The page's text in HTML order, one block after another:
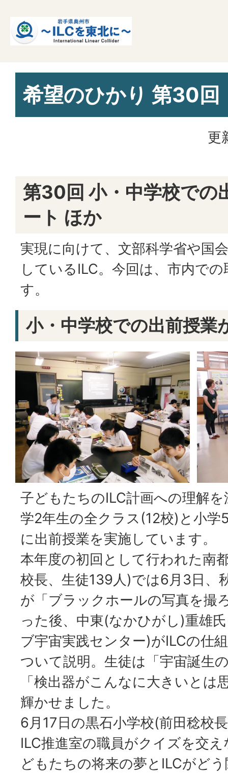
希望のひかり 第30回
更
第30回 小・中学校での
ート ほか
実現に向けて、文部科学省や国
しているILC。今回は、市内で
す。
小・中学校での出前授業
子どもたちのILC計画への理解
学2年生の全クラス(12校)と小
に出前授業を実施しています。
本年度の初回として行われた南
校長、生徒139人)では6月3日、
が「ブラックホールの写真を撮
った後、中東(なかひがし)重雄
ブ宇宙実践センター)がILCの仕
ついて説明。生徒は「宇宙誕生
「検出器がこんなに大きいとは
輝かせました。
6月17日の黒石小学校(前田稔校
ILC推進室の職員がクイズを交
どもたちの将来の夢とILCがど